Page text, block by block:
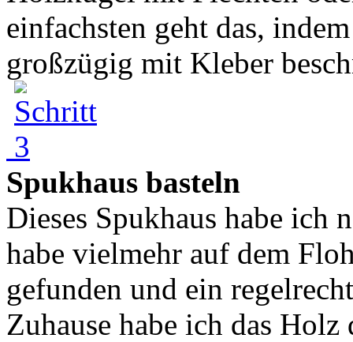
einfachsten geht das,
großzügig mit Kleber
Spukhaus basteln
Dieses Spukhaus habe ich
habe vielmehr auf dem
gefunden und ein
Zuhause habe ich das Holz